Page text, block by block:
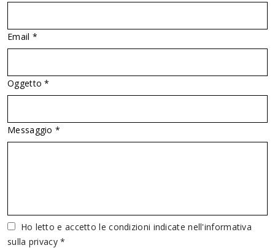
Email *
Oggetto *
Messaggio *
VuotoHo letto e accetto le condizioni indicate nell'informativa
sulla privacy *